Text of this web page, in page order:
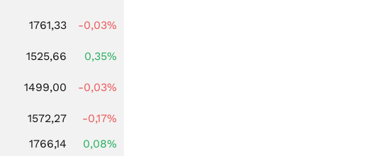
1761,33 -0,03%
1525,66
0,35%
1499,00 -0,03%
1572,27
-0,17%
1766,14
0,08%